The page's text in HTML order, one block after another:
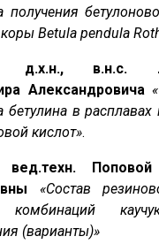
получения
Betula pendula
д.х.н., в.н.с.
Александровича
бетулина в
кислот».
вед.техн.
«Состав
комбинаций
(варианты)»